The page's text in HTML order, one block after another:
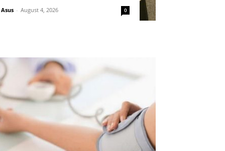
Asus - August 4, 2026 0